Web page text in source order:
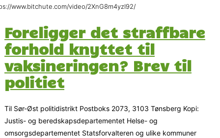
www.bitchute.com/video/2XnG8m4yzI92/
Foreligger det straffbare
forhold knyttet til
vaksineringen? Brev til
politiet
Til Sør-Øst politidistrikt Postboks 2073, 3103 Tønsberg Kopi:
Justis- og beredskapsdepartementet Helse- og
omsorgsdepartementet Statsforvalteren og ulike kommuner